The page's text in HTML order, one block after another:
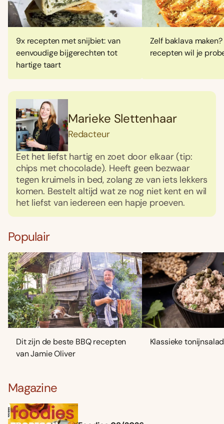
9x recepten met snijbiet: van
eenvoudige bijgerechten tot
hartige taart
Zelf baklava
recepten wil je
Marieke Slettenhaar
Redacteur
Eet het liefst hartig en zoet door elkaar (tip:
chips met chocolade). Heeft geen bezwaar
tegen kruimels in bed, zolang ze van iets lekkers
komen. Bestelt altijd wat ze nog niet kent en wil
het liefst van iedereen een hapje proeven.
Populair
Dit zijn de beste BBQ recepten
van Jamie Oliver
Klassieke
Magazine